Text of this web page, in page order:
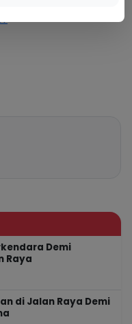
Demi
Raya
di Jalan Raya Demi